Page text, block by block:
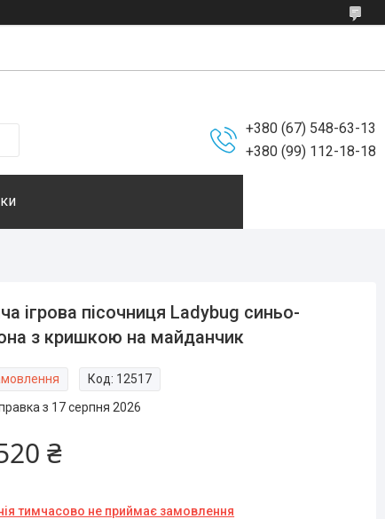
+380 (67) 548-63-13
+380 (99) 112-18-18
ігрова пісочниця Ladybug синьо-
з кришкою на майданчик
Код: 12517
з 17 серпня 2026
₴
тимчасово не приймає замовлення